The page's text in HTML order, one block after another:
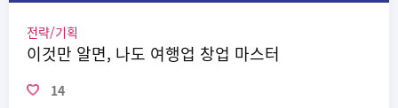
전략/기획
이것만 알면, 나도 여행업 창업 마스터
14